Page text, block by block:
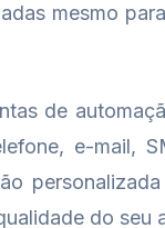
mesmo
de
e-mail,
do seu